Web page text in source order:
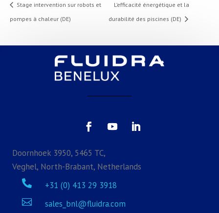
Stage intervention sur robots et
pompes à chaleur (DE)
L’efficacité énergétique et la
durabilité des piscines (DE)
Doornhoek 3950, 5465 TC,
Veghel, North-Brabant, Netherlands
 +31 (0) 413 29 3918
 sales_bnl@fluidra.com